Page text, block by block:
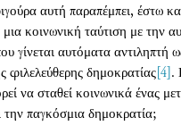
αυτή παραπέμπει, έστω
κοινωνική ταύτιση με την
γίνεται αυτόματα αντιληπτή
φιλελεύθερης δημοκρατίας[4].
να σταθεί κοινωνικά ένας
παγκόσμια δημοκρατία;